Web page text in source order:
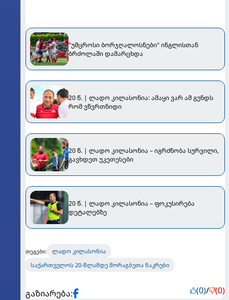
"უმცროსი ბორჯღალოსნები" ინგლისთან
ბრძოლაში დამარცხდა
20 წ. | ლადო კილასონია: ამაყი ვარ ამ გუნდს
რომ ვწვრთნიდი
20 წ. | ლადო კილასონია – იგრძნობა სურვილი,
გავხდეთ უკეთესები
20 წ. | ლადო კილასონია – ფოკუსირება
დეტალებზე
თეგები:
ლადო კილასონია
საქართველოს 20-წლამდე მორაგბეთა ნაკრები
გაზიარება: (0)/ (0)